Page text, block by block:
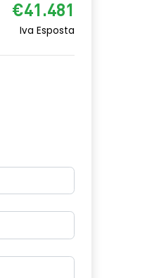
€41.481
Iva Esposta